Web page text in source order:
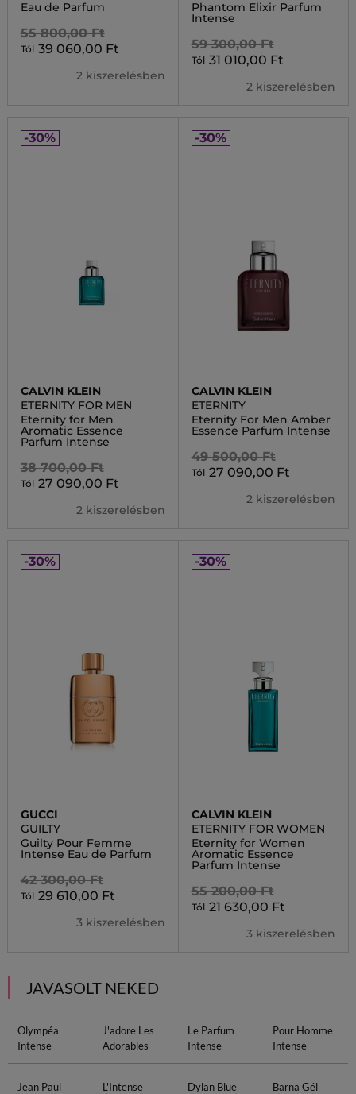
Eau de Parfum
55 800,00 Ft
Tól 39 060,00 Ft
2 kiszerelésben
Phantom Elixir Parfum
Intense
59 300,00 Ft
Tól 31 010,00 Ft
2 kiszerelésben
-30%
CALVIN KLEIN
ETERNITY FOR MEN
Eternity for Men
Aromatic Essence
Parfum Intense
38 700,00 Ft
Tól 27 090,00 Ft
2 kiszerelésben
-30%
CALVIN KLEIN
ETERNITY
Eternity For Men Amber
Essence Parfum Intense
49 500,00 Ft
Tól 27 090,00 Ft
2 kiszerelésben
-30%
GUCCI
GUILTY
Guilty Pour Femme
Intense Eau de Parfum
42 300,00 Ft
Tól 29 610,00 Ft
3 kiszerelésben
-30%
CALVIN KLEIN
ETERNITY FOR WOMEN
Eternity for Women
Aromatic Essence
Parfum Intense
55 200,00 Ft
Tól 21 630,00 Ft
3 kiszerelésben
JAVASOLT NEKED
Olympéa
Intense
J'adore Les
Adorables
Le Parfum
Intense
Pour Homme
Intense
Jean Paul
L'Intense
Dylan Blue Barna Gél